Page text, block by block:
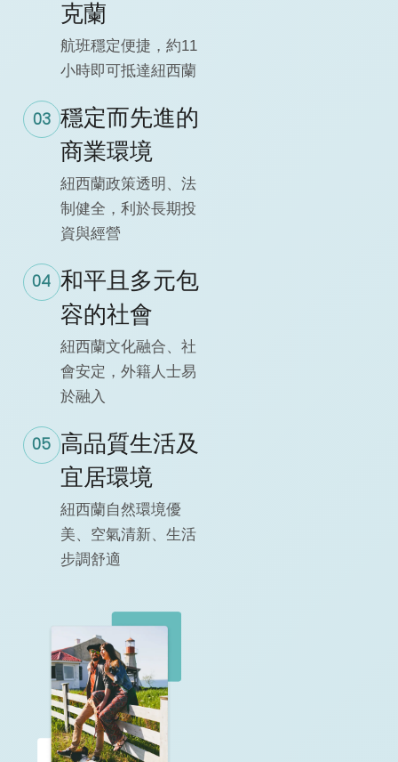
克蘭
航班穩定便捷，約11
小時即可抵達紐西蘭
03 穩定而先進的
商業環境
紐西蘭政策透明、法
制健全，利於長期投
資與經營
04 和平且多元包
容的社會
紐西蘭文化融合、社
會安定，外籍人士易
於融入
05 高品質生活及
宜居環境
紐西蘭自然環境優
美、空氣清新、生活
步調舒適